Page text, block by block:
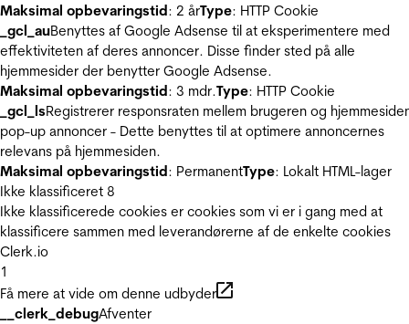
Maksimal opbevaringstid: 2 årType: HTTP Cookie
_gcl_auBenyttes af Google Adsense til at eksperimentere med
effektiviteten af deres annoncer. Disse finder sted på alle
hjemmesider der benytter Google Adsense.
Maksimal opbevaringstid: 3 mdr.Type: HTTP Cookie
_gcl_lsRegistrerer responsraten mellem brugeren og
pop-up annoncer - Dette benyttes til at optimere annoncernes
relevans på hjemmesiden.
Maksimal opbevaringstid: PermanentType: Lokalt HTML-lager
Ikke klassificeret 8
Ikke klassificerede cookies er cookies som vi er i gang med at
klassificere sammen med leverandørerne af de enkelte cookies
Clerk.io
1
Få mere at vide om denne udbyder
__clerk_debugAfventer